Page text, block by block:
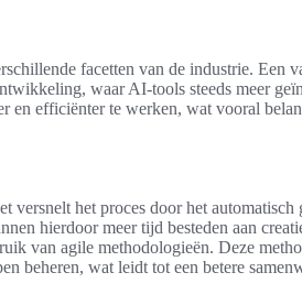
facetten van de industrie. Een
waar AI-tools steeds meer
en efficiënter te werken, wat vooral
het proces door het automatisch
hierdoor meer tijd besteden aan
van agile methodologieën. Deze
beheren, wat leidt tot een betere